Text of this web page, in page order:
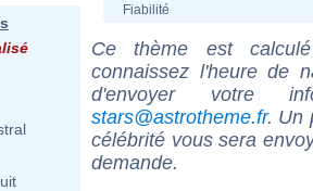
Fiabilité
Ce thème est
connaissez l'heure de
d'envoyer votre
stars@astrotheme.fr. Un
célébrité vous sera
demande.